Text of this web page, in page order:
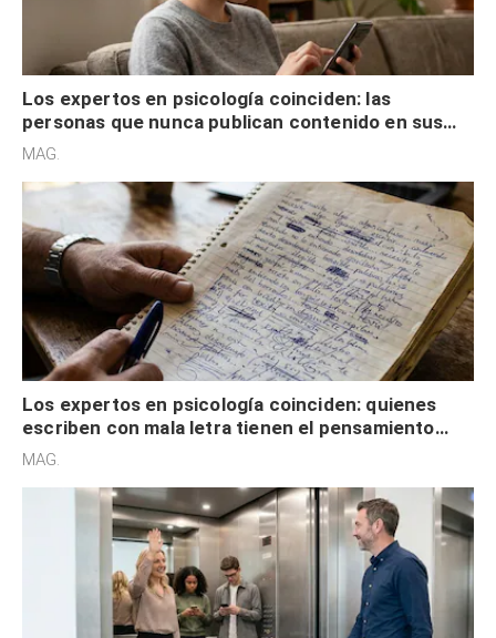
Los expertos en psicología coinciden: las
personas que nunca publican contenido en sus
redes sociales no pretenden buscar validación
MAG.
Los expertos en psicología coinciden: quienes
escriben con mala letra tienen el pensamiento
acelerado y no lo hacen por desinterés
MAG.